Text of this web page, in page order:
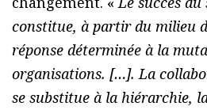
constitue, à partir du milieu
réponse déterminée à la
organisations. […]. La
se substitue à la hiérarchie,